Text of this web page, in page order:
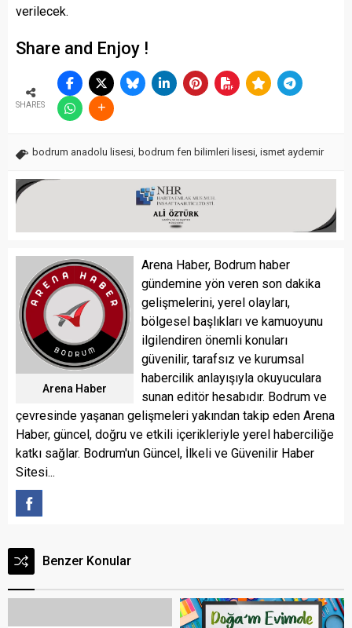
verilecek.
Share and Enjoy !
SHARES
bodrum anadolu lisesi bodrum fen bilimleri lisesi ismet aydemir
Arena Haber
Arena Haber, Bodrum haber
gündemine yön veren son dakika
gelişmelerini, yerel olayları,
bölgesel başlıkları ve kamuoyunu
ilgilendiren önemli konuları
güvenilir, tarafsız ve kurumsal
habercilik anlayışıyla okuyuculara
sunan editör hesabıdır. Bodrum ve
çevresinde yaşanan gelişmeleri yakından takip eden Arena
Haber, güncel, doğru ve etkili içerikleriyle yerel haberciliğe
katkı sağlar. Bodrum'un Güncel, İlkeli ve Güvenilir Haber
Sitesi...
Benzer Konular